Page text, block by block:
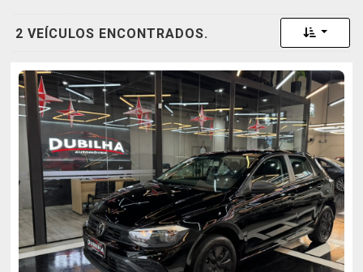
2 VEÍCULOS ENCONTRADOS. Toggle